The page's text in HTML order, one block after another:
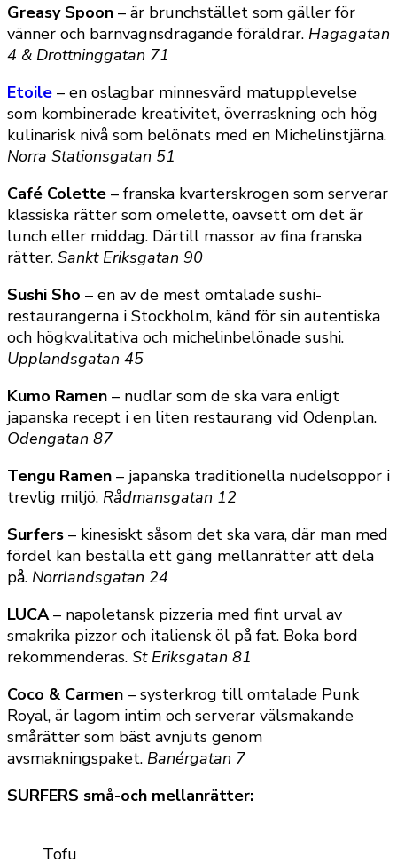
Greasy Spoon – är brunchstället som gäller för
vänner och barnvagnsdragande föräldrar. Hagagatan
4 & Drottninggatan 71
Etoile – en oslagbar minnesvärd matupplevelse
som kombinerade kreativitet, överraskning och hög
kulinarisk nivå som belönats med en Michelinstjärna.
Norra Stationsgatan 51
Café Colette – franska kvarterskrogen som serverar
klassiska rätter som omelette, oavsett om det är
lunch eller middag. Därtill massor av fina franska
rätter. Sankt Eriksgatan 90
Sushi Sho – en av de mest omtalade sushi-
restaurangerna i Stockholm, känd för sin autentiska
och högkvalitativa och michelinbelönade sushi.
Upplandsgatan 45
Kumo Ramen – nudlar som de ska vara enligt
japanska recept i en liten restaurang vid Odenplan.
Odengatan 87
Tengu Ramen – japanska traditionella nudelsoppor i
trevlig miljö. Rådmansgatan 12
Surfers – kinesiskt såsom det ska vara, där man med
fördel kan beställa ett gäng mellanrätter att dela
på. Norrlandsgatan 24
LUCA– napoletansk pizzeria med fint urval av
smakrika pizzor och italiensk öl på fat. Boka bord
rekommenderas. St Eriksgatan 81
Coco & Carmen – systerkrog till omtalade Punk
Royal, är lagom intim och serverar välsmakande
smårätter som bäst avnjuts genom
avsmakningspaket. Banérgatan 7
SURFERS små-och mellanrätter:
Tofu